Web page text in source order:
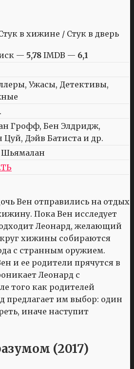
— 5,78 IMDB — 6,1
Ужасы, Детективы,
Грофф, Бен Элдридж,
Цуй, Дэйв Батиста и др.
Вен отправились на отдых
Пока Вен исследует
Леонард, желающий
хижины собираются
с странным оружием.
и ее родители прячутся в
Леонард с
того как родителей
предлагает им выбор: один
иначе наступит
(2017)